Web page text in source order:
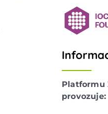
Platformu
provozuje: